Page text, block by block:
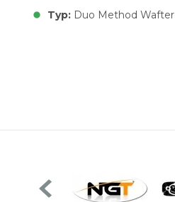
Typ: Duo Method Wafter